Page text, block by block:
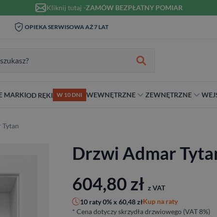
Kliknij tutaj -ZAMÓW BEZPŁATNY POMIAR
OPIEKA SERWISOWA AŻ 7 LAT
MARKIOD RĘKI W 10 DNI WEWNĘTRZNE
Materiał
70 cm
90 cm
Na wymiar
ZEWNĘTRZNE
Niestandardowe wymiary
RC3
Drzwi Admar
604,80 zł z VAT
10 raty 0% x 60,48złKup na raty
* Cena dotyczy skrzydła drzwiowego (VAT 8%)